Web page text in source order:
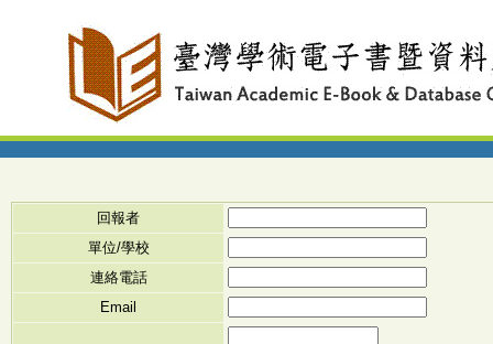
回報者
單位/學校
連絡電話
Email